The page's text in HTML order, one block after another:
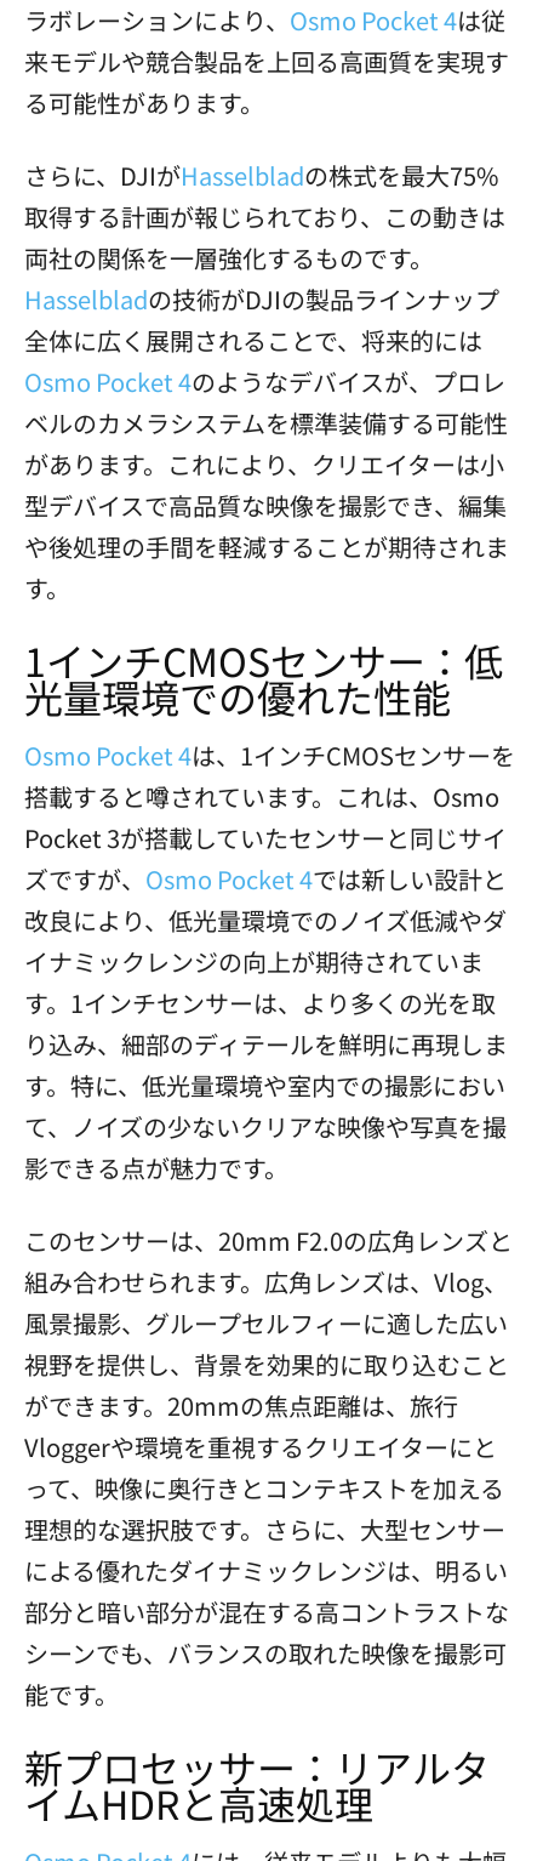
ラボレーションにより、 Osmo Pocket 4は従
来モデルや競合製品を上回る高画質を実現す
る可能性があります。
さらに、DJIがHasselbladの株式を最大75%
取得する計画が報じられており、この動きは
両社の関係を一層強化するものです。
Hasselbladの技術がDJIの製品ラインナップ
全体に広く展開されることで、将来的には
Osmo Pocket 4のようなデバイスが、プロレ
ベルのカメラシステムを標準装備する可能性
があります。これにより、クリエイターは小
型デバイスで高品質な映像を撮影でき、編集
や後処理の手間を軽減することが期待されま
す。
1インチCMOSセンサー：低
光量環境での優れた性能
Osmo Pocket 4は、1インチCMOSセンサーを
搭載すると噂されています。これは、Osmo
Pocket 3が搭載していたセンサーと同じサイ
ズですが、 Osmo Pocket 4では新しい設計と
改良により、低光量環境でのノイズ低減やダ
イナミックレンジの向上が期待されていま
す。1インチセンサーは、より多くの光を取
り込み、細部のディテールを鮮明に再現しま
す。特に、低光量環境や室内での撮影におい
て、ノイズの少ないクリアな映像や写真を撮
影できる点が魅力です。
このセンサーは、20mm F2.0の広角レンズと
組み合わせられます。広角レンズは、Vlog、
風景撮影、グループセルフィーに適した広い
視野を提供し、背景を効果的に取り込むこと
ができます。20mmの焦点距離は、旅行
Vloggerや環境を重視するクリエイターにと
って、映像に奥行きとコンテキストを加える
理想的な選択肢です。さらに、大型センサー
による優れたダイナミックレンジは、明るい
部分と暗い部分が混在する高コントラストな
シーンでも、バランスの取れた映像を撮影可
能です。
新プロセッサー：リアルタ
イムHDRと高速処理